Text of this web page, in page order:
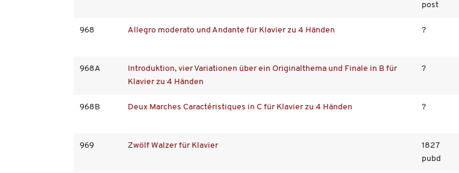
post
968 Allegro moderato und Andante für Klavier zu 4 Händen ?
968A
Introduktion, vier Variationen über ein Originalthema und Finale in B für
Klavier zu 4 Händen
?
968B Deux Marches Caractéristiques in C für Klavier zu 4 Händen ?
969 Zwölf Walzer für Klavier
1827
pubd